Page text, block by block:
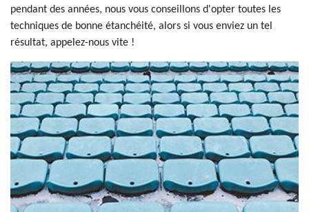
pendant des années, nous vous conseillons d'opter toutes les
techniques de bonne étanchéité, alors si vous enviez un tel
résultat, appelez-nous vite !